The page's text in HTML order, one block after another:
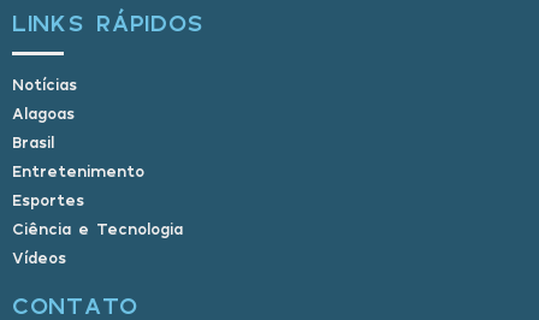
LINKS RÁPIDOS
Notícias
Alagoas
Brasil
Entretenimento
Esportes
Ciência e Tecnologia
Vídeos
CONTATO